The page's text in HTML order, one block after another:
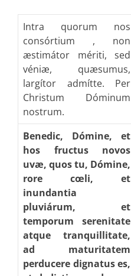
Intra quorum nos
consórtium , non
æstimátor mériti, sed
véniæ, quæsumus,
largítor admítte. Per
Christum Dóminum
nostrum.
Benedic, Dómine, et
hos fructus novos
uvæ, quos tu, Dómine,
rore cœli, et
inundantia
pluviárum, et
temporum serenitate
atque tranquillitate,
ad maturitatem
perducere dignatus es,